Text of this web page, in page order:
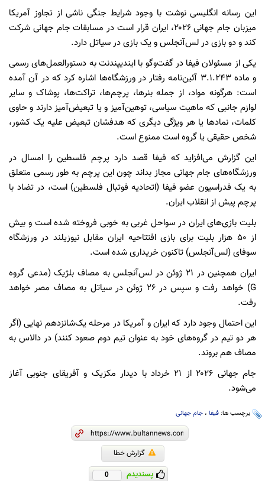
این رسانه انگلیسی نوشت با وجود شرایط جنگی ناشی از تجاوز آمریکا
میزبان جام جهانی ۲۰۲۶، ایران قرار است در مسابقات جام جهانی شرکت
کند و دو بازی در لس‌آنجلس و یک بازی در سیاتل دارد.
یکی از مسئولان فیفا در گفت‌وگو با ایندیپندنت به دستورالعمل‌های رسمی
و ماده ۳.۱.۲۴۳ آئین‌نامه رفتار در ورزشگاه‌ها اشاره کرد که در آن آمده
است: هرگونه مواد، از جمله بنرها، پرچم‌ها، تراکت‌ها، پوشاک و سایر
لوازم جانبی که ماهیت سیاسی، توهین‌آمیز و یا تبعیض‌آمیز دارند و حاوی
کلمات، نمادها یا هر ویژگی دیگری که هدفشان تبعیض علیه یک کشور،
شخص حقیقی یا گروه است ممنوع است.
این گزارش می‌افزاید که فیفا قصد دارد پرچم فلسطین را امسال در
ورزشگاه‌های جام جهانی مجاز بداند چون این پرچم به طور رسمی متعلق
به یک فدراسیون عضو فیفا (اتحادیه فوتبال فلسطین) است، در تضاد با
پرچم پیش از انقلاب ایران.
بلیت بازی‌های ایران در سواحل غربی به خوبی فروخته شده است و بیش
از ۵۰ هزار بلیت برای بازی افتتاحیه ایران مقابل نیوزیلند در ورزشگاه
سوفای (لس‌آنجلس) تاکنون خریداری شده است.
ایران همچنین در ۲۱ ژوئن در لس‌آنجلس به مصاف بلژیک (مدعی گروه
G) خواهد رفت و سپس در ۲۶ ژوئن در سیاتل به مصاف مصر خواهد
رفت.
این احتمال وجود دارد که ایران و آمریکا در مرحله یک‌شانزدهم نهایی (اگر
هر دو تیم در گروه‌های خود به عنوان تیم دوم صعود کنند) در دالاس به
مصاف هم بروند.
جام جهانی ۲۰۲۶ از ۲۱ خرداد با دیدار مکزیک و آفریقای جنوبی آغاز
می‌شود.
برچسب ها: فیفا ، جام جهانی
گزارش خطا
پسندیدم 0